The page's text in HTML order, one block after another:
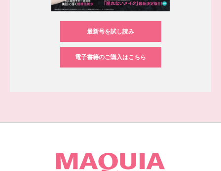
最新号を試し読み
電子書籍のご購入はこちら